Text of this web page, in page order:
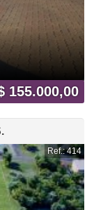
155.000,00
Ref.: 414